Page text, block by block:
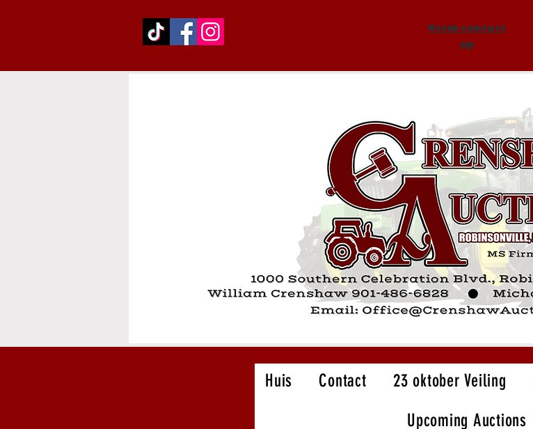
Neem contact
op
Huis Contact 23 oktober Veiling
Upcoming Auctions